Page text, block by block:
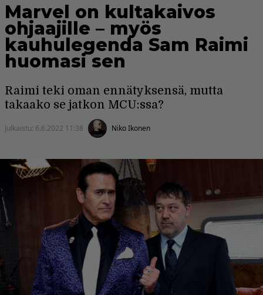
Marvel on kultakaivos
ohjaajille – myös
kauhulegenda Sam Raimi
huomasi sen
Raimi teki oman ennätyksensä, mutta
takaako se jatkon MCU:ssa?
Julkaistu: 6.6.2022 11:38 Niko Ikonen